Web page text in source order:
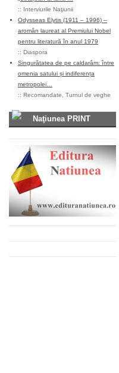
:: Interviurile Naţiunii
Odysseas Elytis (1911 – 1996) –
aromân laureat al Premiului Nobel
pentru literatură în anul 1979
:: Diaspora
Singurătatea de pe caldarâm: între
omenia satului și indiferența
metropolei…
:: Recomandate Turnul de veghe
Naţiunea PRINT